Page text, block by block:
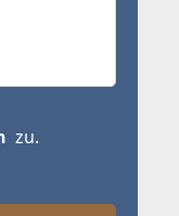
zu.